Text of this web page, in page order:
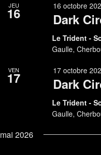
JEU
16 Dark
16 octobre
Le Trident -
Gaulle,
VEN
17 Dark
17 octobre
Le Trident -
Gaulle,
mai 2026